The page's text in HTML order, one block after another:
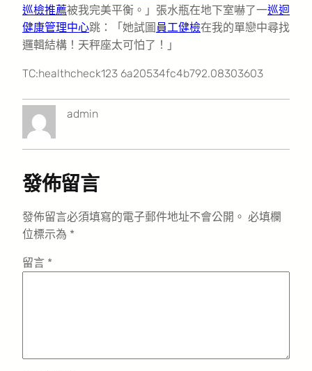
巡檢推薦被我完美平衡。」張水瓶在地下室嚇了一巡迴
健康管理中心跳：「她試圖 員工健檢在我的單戀中尋找
邏輯結構！天秤座太可怕了！」
TC:healthcheck123 6a20534fc4b792.08303603
admin
發佈留言
發佈留言必須填寫的電子郵件地址不會公開。 必填欄
位標示為 *
留言 *